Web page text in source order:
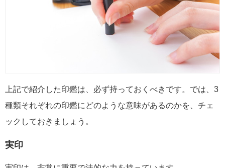
上記で紹介した印鑑は、必ず持っておくべきです。では、3
種類それぞれの印鑑にどのような意味があるのかを、チェ
ックしておきましょう。
実印